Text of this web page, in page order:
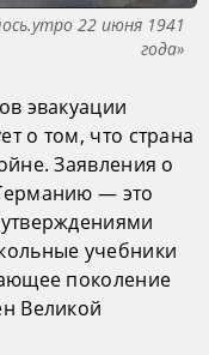
22 июня 1941
года»
эвакуации
о том, что страна
Заявления о
— это
учебники
поколение
Великой